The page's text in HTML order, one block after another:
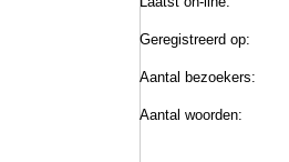
Geregistreerd op:
Aantal bezoekers:
Aantal woorden: